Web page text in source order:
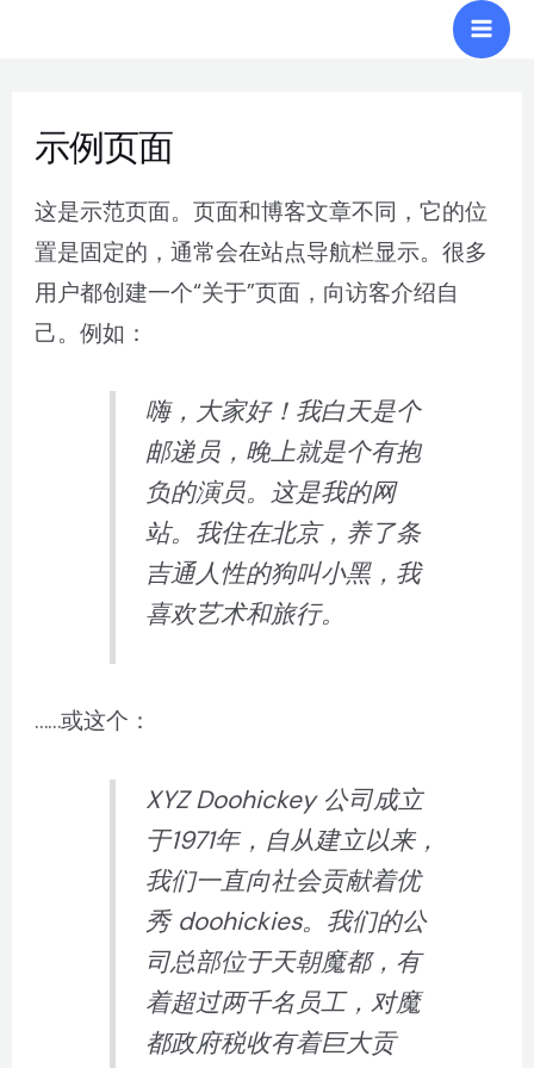
示例页面
这是示范页面。页面和博客文章不同，它的位
置是固定的，通常会在站点导航栏显示。很多
用户都创建一个“关于”页面，向访客介绍自
己。例如：
嗨，大家好！我白天是个
邮递员，晚上就是个有抱
负的演员。这是我的网
站。我住在北京，养了条
吉通人性的狗叫小黑，我
喜欢艺术和旅行。
……或这个：
XYZ Doohickey 公司成立
于1971年，自从建立以来，
我们一直向社会贡献着优
秀 doohickies。我们的公
司总部位于天朝魔都，有
着超过两千名员工，对魔
都政府税收有着巨大贡